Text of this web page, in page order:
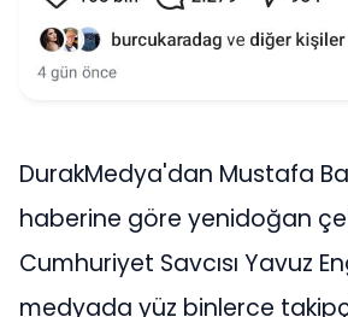
DurakMedya'dan Mustafa
haberine göre yenidoğan
Cumhuriyet Savcısı Yavuz
medyada yüz binlerce